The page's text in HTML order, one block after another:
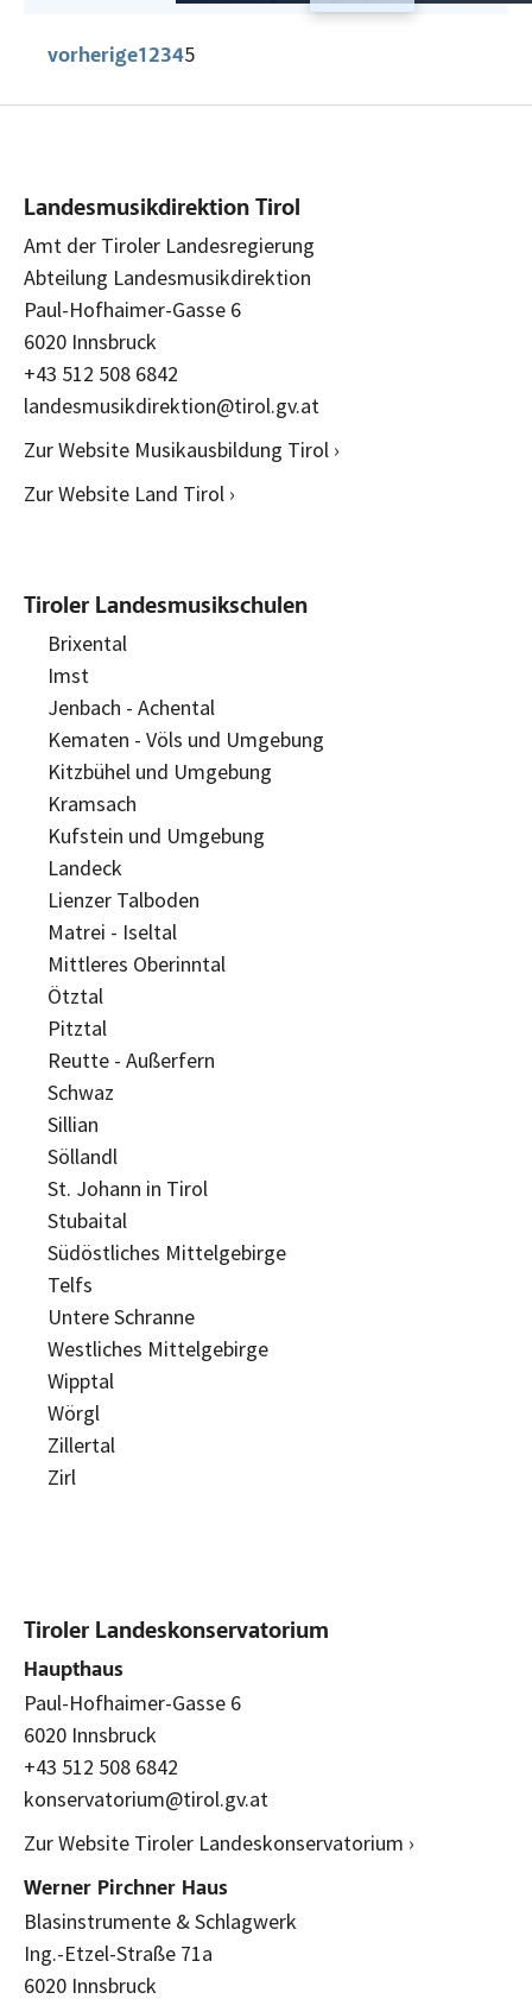
vorherige1 2345
Landesmusikdirektion Tirol
Amt der Tiroler Landesregierung
Abteilung Landesmusikdirektion
Paul-Hofhaimer-Gasse 6
6020 Innsbruck
+43 512 508 6842
landesmusikdirektion@tirol.gv.at
Zur Website Musikausbildung Tirol ›
Zur Website Land Tirol ›
Tiroler Landesmusikschulen
Brixental
Imst
Jenbach - Achental
Kematen - Völs und Umgebung
Kitzbühel und Umgebung
Kramsach
Kufstein und Umgebung
Landeck
Lienzer Talboden
Matrei - Iseltal
Mittleres Oberinntal
Ötztal
Pitztal
Reutte - Außerfern
Schwaz
Sillian
Söllandl
St. Johann in Tirol
Stubaital
Südöstliches Mittelgebirge
Telfs
Untere Schranne
Westliches Mittelgebirge
Wipptal
Wörgl
Zillertal
Zirl
Tiroler Landeskonservatorium
Haupthaus
Paul-Hofhaimer-Gasse 6
6020 Innsbruck
+43 512 508 6842
konservatorium@tirol.gv.at
Zur Website Tiroler Landeskonservatorium ›
Werner Pirchner Haus
Blasinstrumente & Schlagwerk
Ing.-Etzel-Straße 71a
6020 Innsbruck